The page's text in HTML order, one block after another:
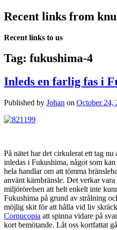
Recent links from
Recent links to us
Tag: fukushima-4
Inleds en farlig fas i
Published by Johan on October 24,
På nätet har det cirkulerat ett tag
inledas i Fukushima, något som
hela handlar om att tömma
använt kärnbränsle. Det verkar
miljörörelsen att helt enkelt inte
Fukushima på grund av strålning
möjlig skit för att hålla vid liv
Cornucopia att spinna vidare på
kort bemötande. Låt oss kortfattat